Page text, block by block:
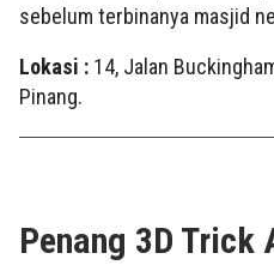
sebelum terbinanya masjid
Lokasi : 14, Jalan
Pinang.
Penang 3D Trick